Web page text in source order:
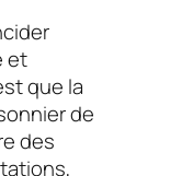
et
que la
de
des